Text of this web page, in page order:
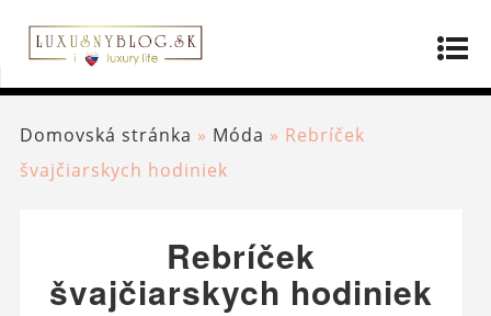
Domovská stránka » Móda » Rebríček
švajčiarskych hodiniek
Rebríček
švajčiarskych hodiniek